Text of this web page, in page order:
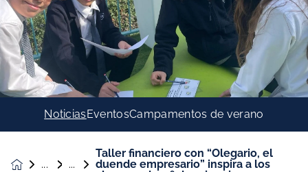
NoticiasEventosCampamentos de verano
Taller financiero con “Olegario, el
duende empresario” inspira a los